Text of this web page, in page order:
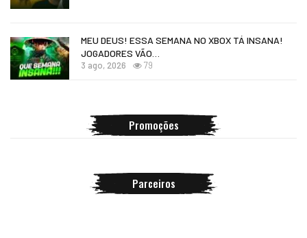
MEU DEUS! ESSA SEMANA NO XBOX TÁ INSANA!
JOGADORES VÃO…
3 ago, 2026 79
Promoções
Parceiros